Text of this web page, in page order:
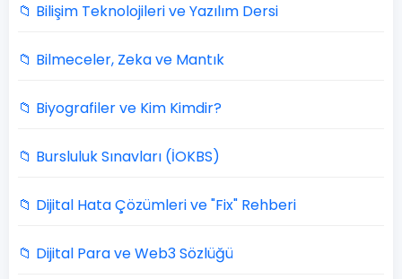
📁 Bilişim Teknolojileri ve Yazılım Dersi
📁 Bilmeceler, Zeka ve Mantık
📁 Biyografiler ve Kim Kimdir?
📁 Bursluluk Sınavları (İOKBS)
📁 Dijital Hata Çözümleri ve "Fix" Rehberi
📁 Dijital Para ve Web3 Sözlüğü